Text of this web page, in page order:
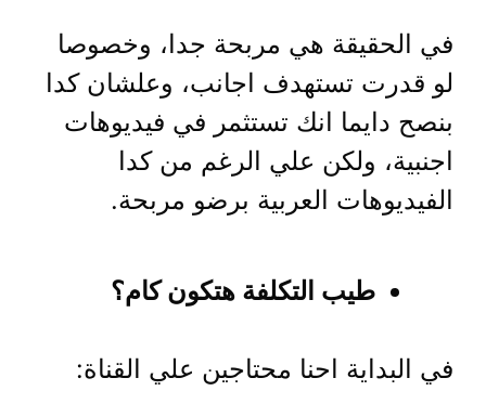
في الحقيقة هي مربحة جدا، وخصوصا
لو قدرت تستهدف اجانب، وعلشان كدا
بنصح دايما انك تستثمر في فيديوهات
اجنبية، ولكن علي الرغم من كدا
الفيديوهات العربية برضو مربحة.
طيب التكلفة هتكون كام؟
في البداية احنا محتاجين علي القناة: